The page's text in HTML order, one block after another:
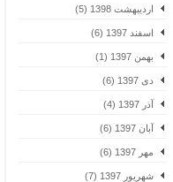
اردیبهشت 1398 (5)
اسفند 1397 (6)
بهمن 1397 (1)
دی 1397 (6)
آذر 1397 (4)
آبان 1397 (6)
مهر 1397 (6)
شهریور 1397 (7)